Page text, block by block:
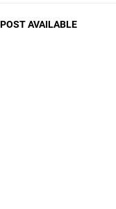
AVAILABLE